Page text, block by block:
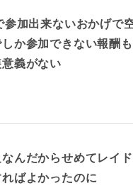
参加出来ないおかげで
か参加できない報酬
義がない
んだからせめてレイ
ばよかったのに